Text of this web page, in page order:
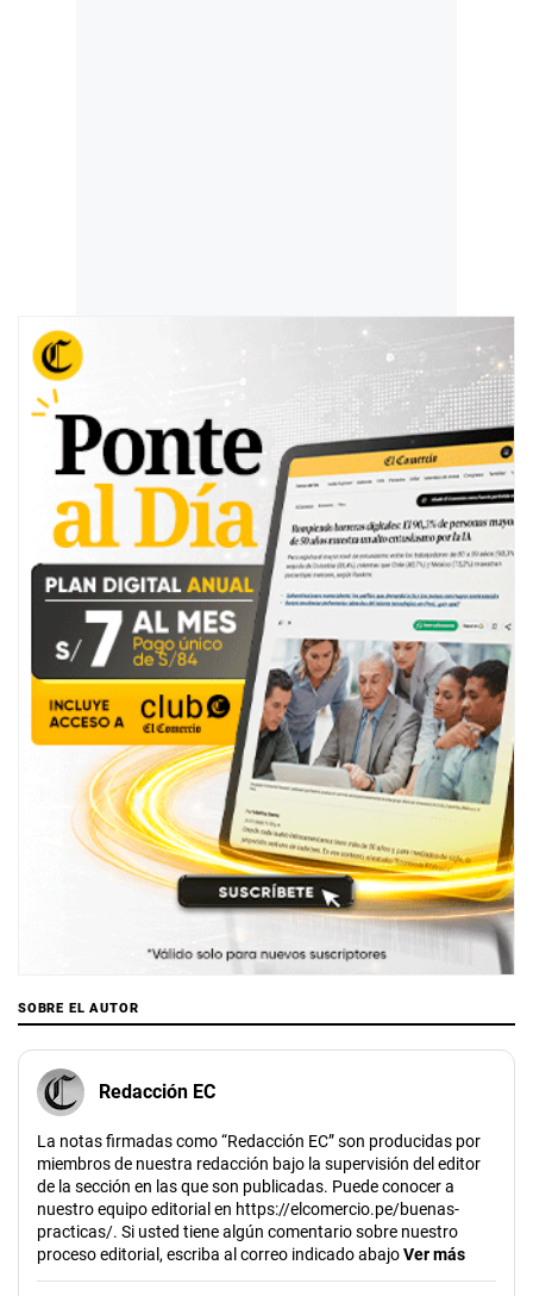
SOBRE EL AUTOR
Redacción EC
La notas firmadas como “Redacción EC” son producidas por
miembros de nuestra redacción bajo la supervisión del editor
de la sección en las que son publicadas. Puede conocer a
nuestro equipo editorial en https://elcomercio.pe/buenas-
practicas/. Si usted tiene algún comentario sobre nuestro
proceso editorial, escriba al correo indicado abajoVer más